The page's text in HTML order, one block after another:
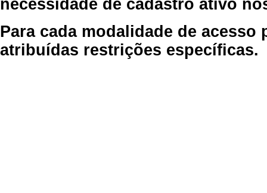
necessidade de cadastro ativo
Para cada modalidade de
atribuídas restrições específicas.